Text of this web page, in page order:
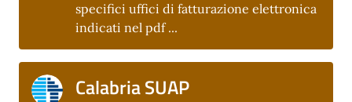
specifici uffici di fatturazione elettronica
indicati nel pdf ...
Calabria SUAP